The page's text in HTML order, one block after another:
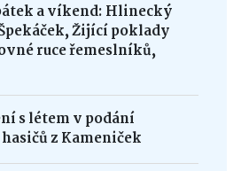
a víkend: Hlinecký
Žijící poklady
ruce řemeslníků,
s létem v podání
z Kameniček